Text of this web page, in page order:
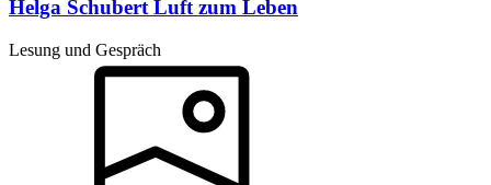
Helga Schubert Luft zum Leben
Lesung und Gespräch